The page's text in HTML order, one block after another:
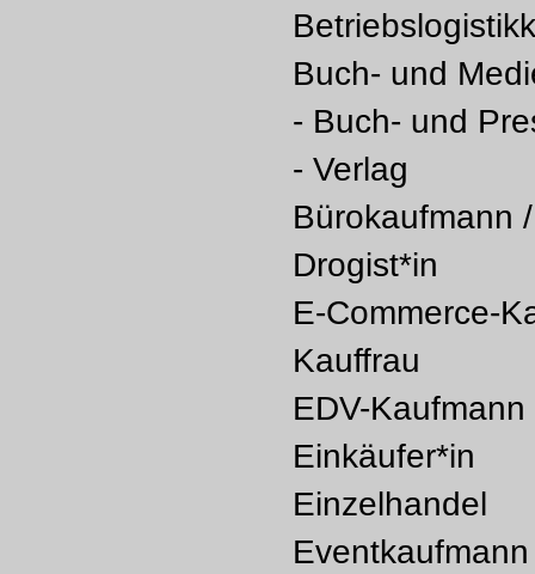
Buch- und
- Buch- und
- Verlag
Bürokaufmann
Drogist*in
E-Commerce-
Kauffrau
EDV-
Einkäufer*in
Einzelhandel